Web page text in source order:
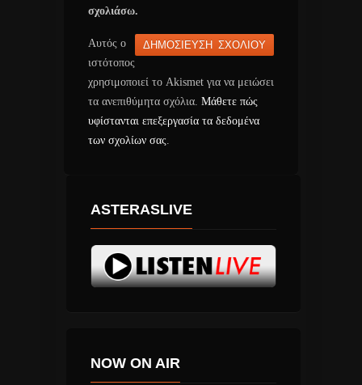
σχολιάσω.
Αυτός ο
ιστότοπος
χρησιμοποιεί το Akismet για να μειώσει
τα ανεπιθύμητα σχόλια. Μάθετε πώς
υφίστανται επεξεργασία τα δεδομένα
των σχολίων σας
ASTERASLIVE
NOW ON AIR